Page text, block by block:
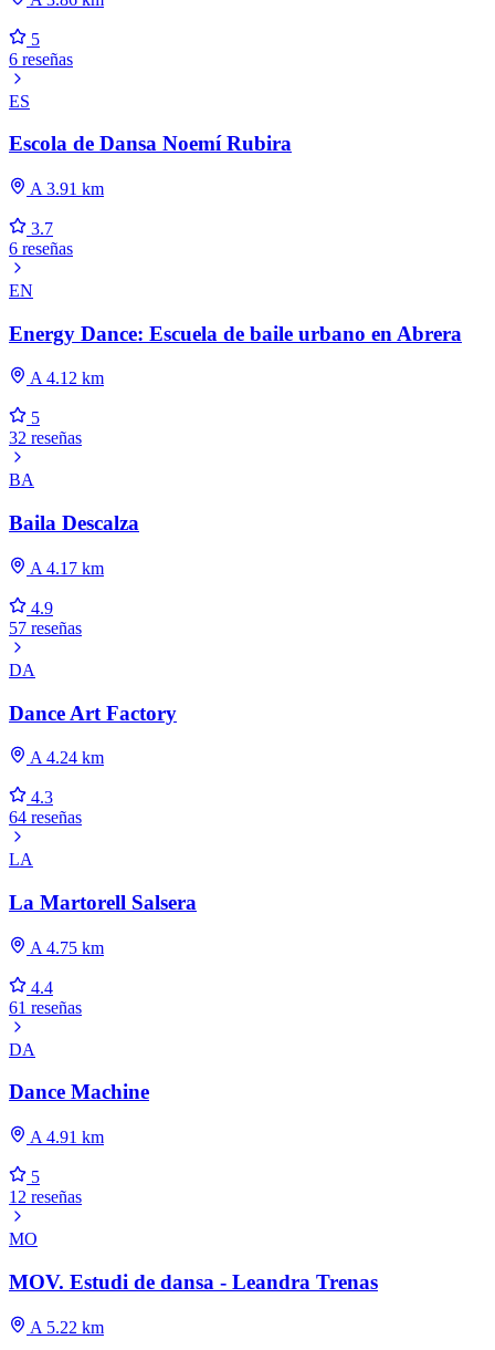
5
6 reseñas
ES
Escola de Dansa Noemí Rubira
A 3.91 km
3.7
6 reseñas
EN
Energy Dance: Escuela de baile urbano en Abrera
A 4.12 km
5
32 reseñas
BA
Baila Descalza
A 4.17 km
4.9
57 reseñas
DA
Dance Art Factory
A 4.24 km
4.3
64 reseñas
LA
La Martorell Salsera
A 4.75 km
4.4
61 reseñas
DA
Dance Machine
A 4.91 km
5
12 reseñas
MO
MOV. Estudi de dansa - Leandra Trenas
A 5.22 km